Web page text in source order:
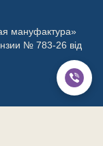
мануфактура»
№ 783-26 від